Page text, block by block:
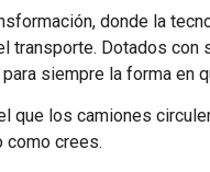
donde la
transporte. Dotados
siempre la forma en
que los camiones
como crees.